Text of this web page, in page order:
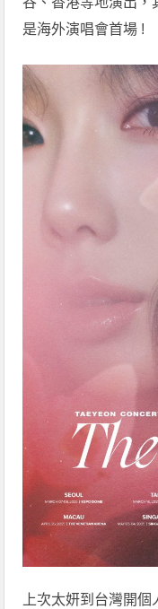
是海外演唱會首場 !
上次太妍到台灣開個